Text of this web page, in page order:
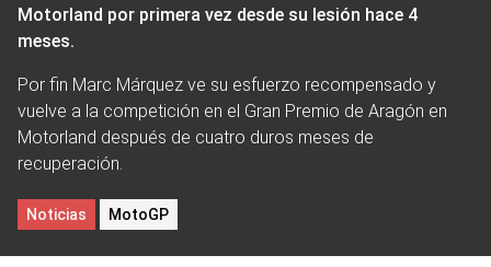
Motorland por primera vez desde su lesión hace 4
meses.
Por fin Marc Márquez ve su esfuerzo recompensado y
vuelve a la competición en el Gran Premio de Aragón en
Motorland después de cuatro duros meses de
recuperación.
Noticias MotoGP